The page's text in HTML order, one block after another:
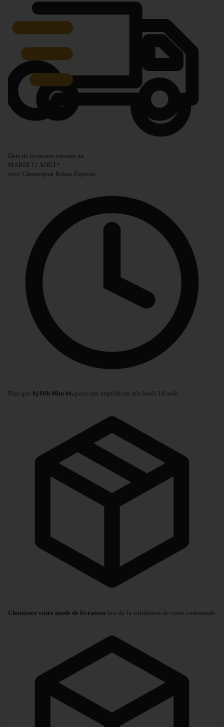
Date de livraison estimée au
MARDI 11 AOÛT*
avec Chronopost Relais Express
Plus que 0j 00h 00m 00s pour une expédition dès lundi 10 août
Choisissez votre mode de livraison lors de la validation de votre commande